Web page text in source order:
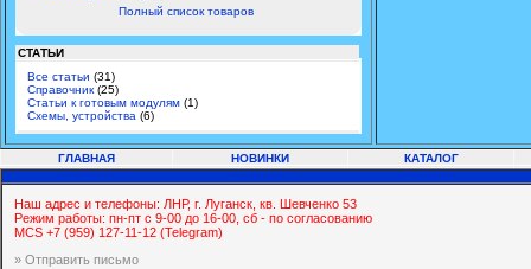
Полный список товаров
СТАТЬИ
Все статьи (31)
Справочник (25)
Статьи к готовым модулям (1)
Схемы, устройства (6)
ГЛАВНАЯ НОВИНКИ КАТАЛОГ
Наш адрес и телефоны: ЛНР, г. Луганск, кв. Шевченко 53
Режим работы: пн-пт с 9-00 до 16-00, сб - по согласованию
MCS +7 (959) 127-11-12 (Telegram)
» Отправить письмо